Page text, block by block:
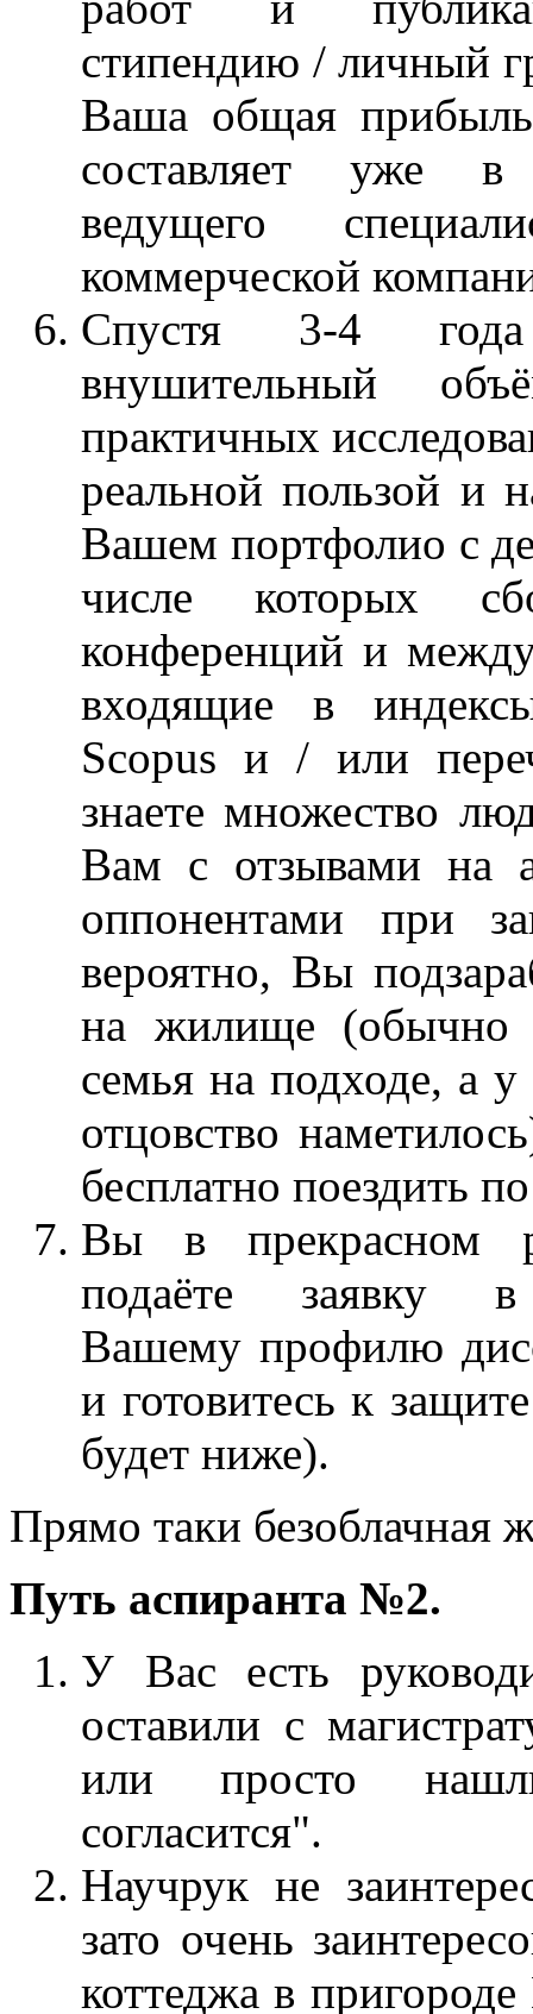
стипендию / личный
Ваша общая
составляет уже в
ведущего
коммерческой
Спустя 3-4
внушительный
практичных
реальной пользой и
Вашем портфолио с
числе которых
конференций и
входящие в
Scopus и / или
знаете множество
Вам с отзывами на
оппонентами при
вероятно, Вы
на жилище (обычно
семья на подходе, а
отцовство
бесплатно поездить
Вы в прекрасном
подаёте заявку в
Вашему профилю
и готовитесь к
будет ниже).
Прямо таки безоблачная
Путь аспиранта №2.
У Вас есть
оставили с
или просто
согласится".
Научрук не
зато очень
коттеджа в